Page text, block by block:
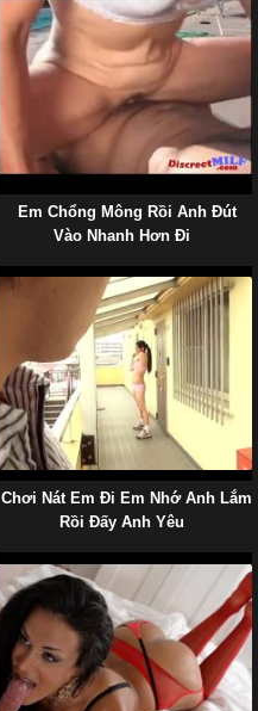
Em Chổng Mông Rồi Anh Đút
Vào Nhanh Hơn Đi
Chơi Nát Em Đi Em Nhớ Anh Lắm
Rồi Đấy Anh Yêu